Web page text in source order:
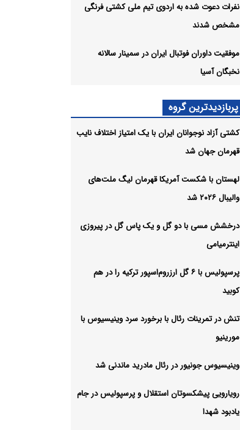
نفرات دعوت شده به اردوی تیم ملی کشتی فرنگی
مشخص شدند
موفقیت داوران فوتبال ایران در سمینار سالانه
نخبگان آسیا
پربازدیدترین گروه
کشتی آزاد نوجوانان ایران با یک امتیاز اختلاف نایب
قهرمان جهان شد
لهستان با شکست آمریکا قهرمان لیگ ملت‌های
والیبال ۲۰۲۶ شد
درخشش مسی با دو گل و یک پاس گل در پیروزی
اینترمیامی
پرسپولیس با ۶ گل ارزروم‌اسپور ترکیه را در هم
کوبید
تنش در تمرینات رئال با برخورد سرد وینیسیوس با
مورینیو
وینیسیوس جونیور در رئال مادرید ماندنی شد
رویارویی پیشکسوتان استقلال و پرسپولیس در جام
یادبود شهدا